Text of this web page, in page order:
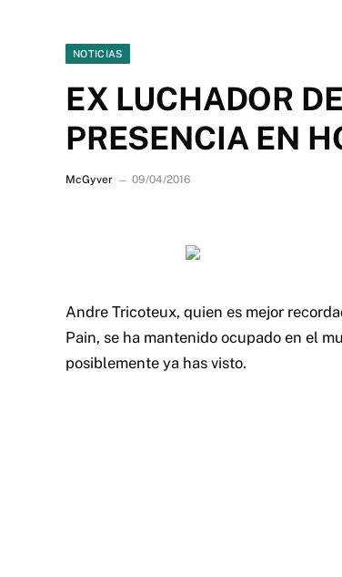
NOTICIAS
EX LUCHADOR
PRESENCIA EN
McGyver 09/04/2016
Andre Tricoteux, quien es mejor
Pain, se ha mantenido ocupado en el
posiblemente ya has visto.